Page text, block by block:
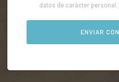
datos de carácter personal.